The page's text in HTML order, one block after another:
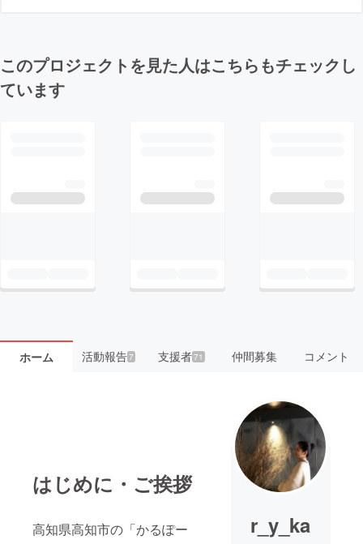
このプロジェクトを見た人はこちらもチェックし
ています
ホーム 活動報告7 支援者71 仲間募集 コメント
はじめに・ご挨拶
高知県高知市の「かるぽー
r_y_ka